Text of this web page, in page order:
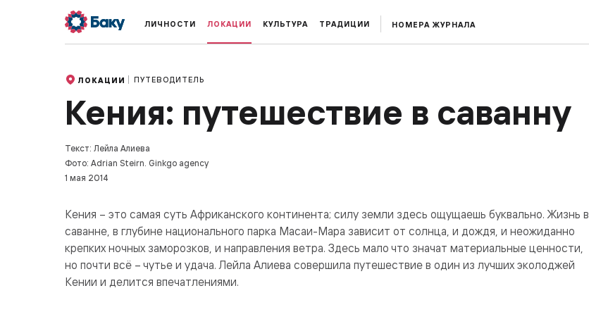
ЛИЧНОСТИ ЛОКАЦИИ КУЛЬТУРА ТРАДИЦИИ НОМЕРА ЖУРНАЛА
ЛОКАЦИИ ПУТЕВОДИТЕЛЬ
Кения: путешествие в саванну
Текст: Лейла Алиева
Фото: Adrian Steirn. Ginkgo agency
1 мая 2014
Кения – это самая суть Африканского континента; силу земли здесь ощущаешь буквально. Жизнь в
саванне, в глубине национального парка Масаи-Мара зависит от солнца, и дождя, и неожиданно
крепких ночных заморозков, и направления ветра. Здесь мало что значат материальные ценности,
но почти всё – чутье и удача. Лейла Алиева совершила путешествие в один из лучших эколоджей
Кении и делится впечатлениями.